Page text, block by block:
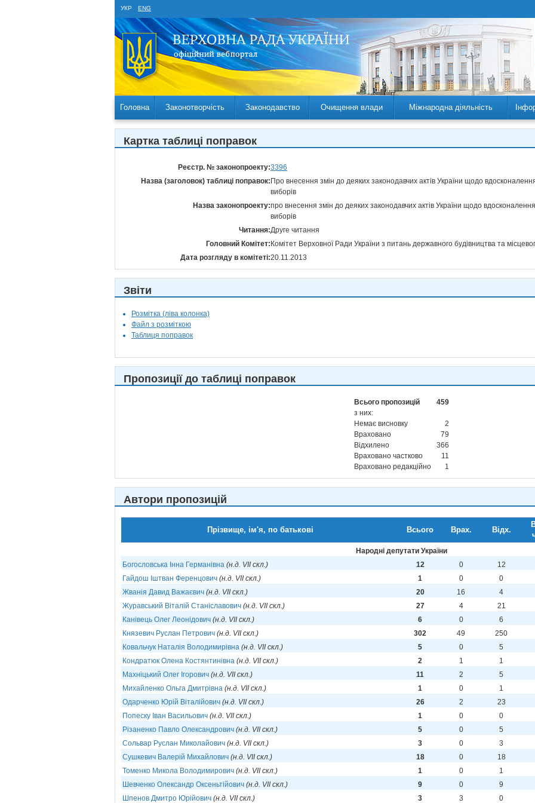
УКР ENG
Головна Законотворчість Законодавство Очищення влади Міжнародна діяльність
Картка таблиці поправок
Реєстр. № законопроекту:3396
Назва (заголовок) таблиці поправок: Про внесення змін до деяких законодавчих актів України щодо
виборів
Назва законопроекту:про внесення змін до деяких законодавчих актів України щодо
виборів
Читання:Друге читання
Головний Комітет: Комітет Верховної Ради України з питань державного будівництва та
Дата розгляду в комітеті:20.11.2013
Звіти
Розмітка (ліва колонка)
Файл з розміткою
Таблиця поправок
Пропозиції до таблиці поправок
Всього пропозицій
459
з них:
Немає висновку
2
Враховано
79
Відхилено
366
Враховано частково
11
Враховано редакційно
1
Автори пропозицій
Прізвище, ім'я, по батькові Всього Врах. Відх.
Народні депутати України
Богословська Інна Германівна (н.д. VII скл.) 12 0 12
Гайдош Іштван Ференцович (н.д. VII скл.) 1 0 0
Жванія Давид Важаєвич (н.д. VII скл.) 20 16 4
Журавський Віталій Станіславович (н.д. VII скл.) 27 4 21
Канівець Олег Леонідович (н.д. VII скл.) 6 0 6
Князевич Руслан Петрович (н.д. VII скл.) 302 49 250
Ковальчук Наталія Володимирівна (н.д. VII скл.) 5 0 5
Кондратюк Олена Костянтинівна (н.д. VII скл.) 2 1 1
Махніцький Олег Ігорович (н.д. VII скл.) 11 2 5
Михайленко Ольга Дмитрівна (н.д. VII скл.) 1 0 1
Одарченко Юрій Віталійович (н.д. VII скл.) 26 2 23
Попеску Іван Васильович (н.д. VII скл.) 1 0 0
Різаненко Павло Олександрович (н.д. VII скл.) 5 0 5
Сольвар Руслан Миколайович (н.д. VII скл.) 3 0 3
Сушкевич Валерій Михайлович (н.д. VII скл.) 18 0 18
Томенко Микола Володимирович (н.д. VII скл.) 1 0 1
Шевченко Олександр Оксеньтійович (н.д. VII скл.) 9 0 9
Шпенов Дмитро Юрійович (н.д. VII скл.) 3 3 0